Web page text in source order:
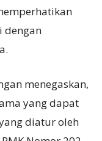
dengan
menegaskan,
yang dapat
diatur oleh